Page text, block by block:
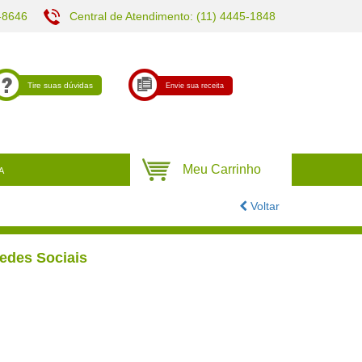
Central de Atendimento: (11) 4445-1848
Tire suas dúvidas Envie sua receita
Voltar
Sociais